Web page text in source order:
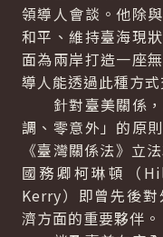
領導人會談。他除
和平、維持臺海現
面為兩岸打造一座
導人能透過此種方式
針對臺美關係，
調、零意外」的原
《臺灣關係法》立
國務卿柯琳頓（
Kerry）即曾先後
濟方面的重要夥伴。